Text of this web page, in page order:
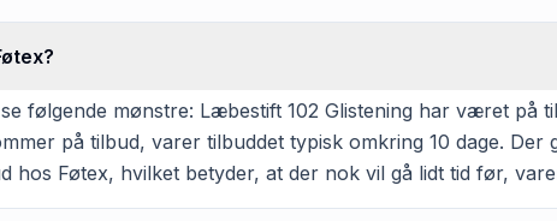
følgende mønstre: Læbestift 102 Glistening har været på
på tilbud, varer tilbuddet typisk omkring 10 dage. Der
hos Føtex, hvilket betyder, at der nok vil gå lidt tid før,